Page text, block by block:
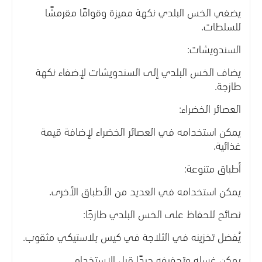
يضفي الخس البلدي نكهة مميزة وقوامًا مقرمشًا
للسلطات.
السندويشات:
يضاف الخس البلدي إلى السندويشات لإضفاء نكهة
طازجة.
العصائر الخضراء:
يمكن استخدامه في العصائر الخضراء لإضافة قيمة
غذائية.
أطباق متنوعة:
يمكن استخدامه في العديد من الأطباق الأخرى.
نصائح للحفاظ على الخس البلدي طازجًا:
يُفضل تخزينه في الثلاجة في كيس بلاستيكي مثقوب.